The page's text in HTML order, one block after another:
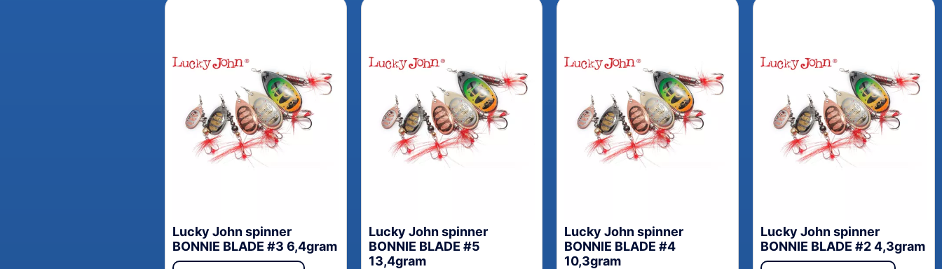
Lucky John spinner
BONNIE BLADE #3 6,4gram
Lucky John spinner
BONNIE BLADE #5
13,4gram
Lucky John spinner
BONNIE BLADE #4
10,3gram
Lucky John spinner
BONNIE BLADE #2 4,3gram